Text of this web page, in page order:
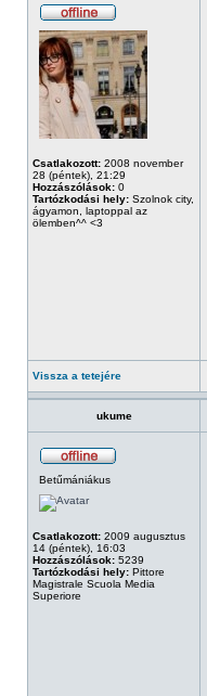
Csatlakozott: 2008 november
28 (péntek), 21:29
Hozzászólások: 0
Tartózkodási hely: Szolnok city,
ágyamon, laptoppal az
ölemben^^ <3
Vissza a tetejére
ukume
Betűmániákus
Csatlakozott: 2009 augusztus
14 (péntek), 16:03
Hozzászólások: 5239
Tartózkodási hely: Pittore
Magistrale Scuola Media
Superiore